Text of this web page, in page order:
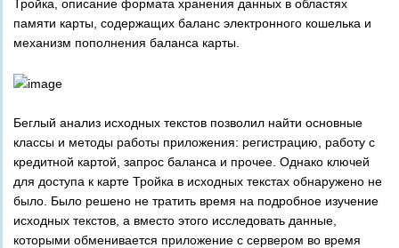
Тройка, описание формата хранения данных в областях
памяти карты, содержащих баланс электронного кошелька и
механизм пополнения баланса карты.
Беглый анализ исходных текстов позволил найти основные
классы и методы работы приложения: регистрацию, работу с
кредитной картой, запрос баланса и прочее. Однако ключей
для доступа к карте Тройка в исходных текстах обнаружено не
было. Было решено не тратить время на подробное изучение
исходных текстов, а вместо этого исследовать данные,
которыми обменивается приложение с сервером во время